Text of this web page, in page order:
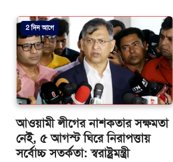
2 দিন আগে
আওয়ামী লীগের নাশকতার সক্ষমতা
নেই, ৫ আগস্ট ঘিরে নিরাপত্তায়
সর্বোচ্চ সতর্কতা: স্বরাষ্ট্রমন্ত্রী